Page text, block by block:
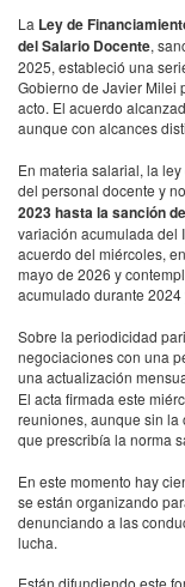
La Ley de
del Salario Docente,
2025, estableció una
Gobierno de Javier Milei
acto. El acuerdo
aunque con alcances
En materia salarial, la
del personal docente y
2023 hasta la sanción
variación acumulada del
acuerdo del miércoles,
mayo de 2026 y
acumulado durante 2024
Sobre la periodicidad
negociaciones con una
una actualización
El acta firmada este
reuniones, aunque sin
que prescribía la norma
En este momento hay
se están organizando
denunciando a las
lucha.
Están difundiendo este